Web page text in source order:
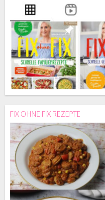
FIX OHNE FIX REZEPTE